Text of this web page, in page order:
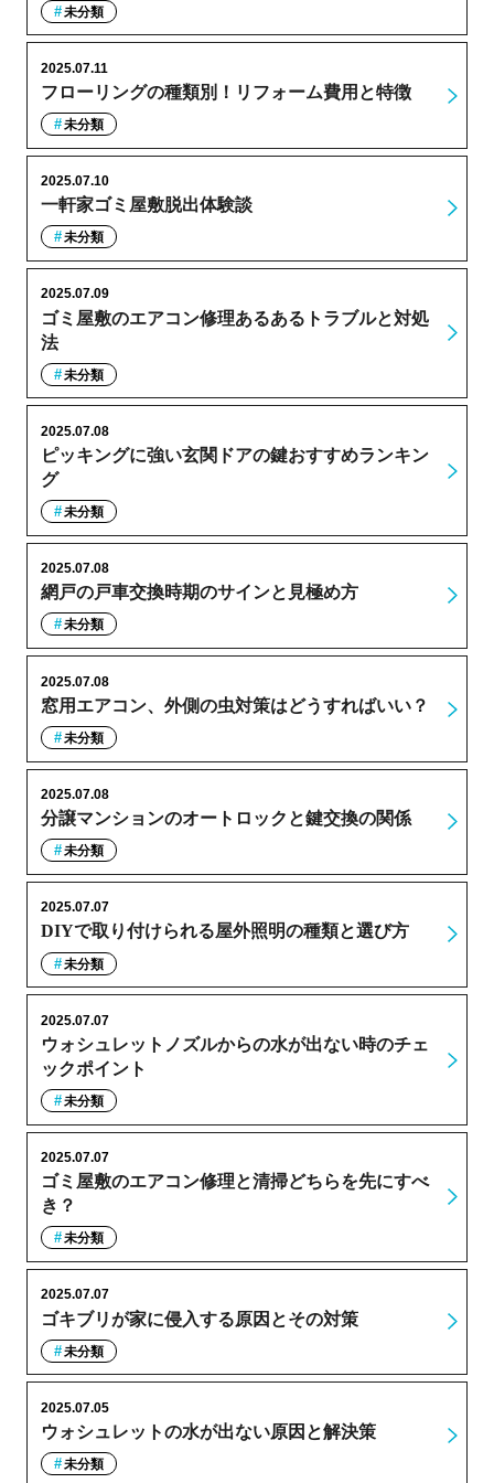
未分類
フローリングの種類別！リフォーム費用と特徴
2025.07.11
未分類
一軒家ゴミ屋敷脱出体験談
2025.07.10
未分類
ゴミ屋敷のエアコン修理あるあるトラブルと対処
法
2025.07.09
未分類
ピッキングに強い玄関ドアの鍵おすすめランキン
グ
2025.07.08
未分類
網戸の戸車交換時期のサインと見極め方
2025.07.08
未分類
窓用エアコン、外側の虫対策はどうすればいい？
2025.07.08
未分類
分譲マンションのオートロックと鍵交換の関係
2025.07.08
未分類
DIYで取り付けられる屋外照明の種類と選び方
2025.07.07
未分類
ウォシュレットノズルからの水が出ない時のチェ
ックポイント
2025.07.07
未分類
ゴミ屋敷のエアコン修理と清掃どちらを先にすべ
き？
2025.07.07
未分類
ゴキブリが家に侵入する原因とその対策
2025.07.07
未分類
ウォシュレットの水が出ない原因と解決策
2025.07.05
未分類